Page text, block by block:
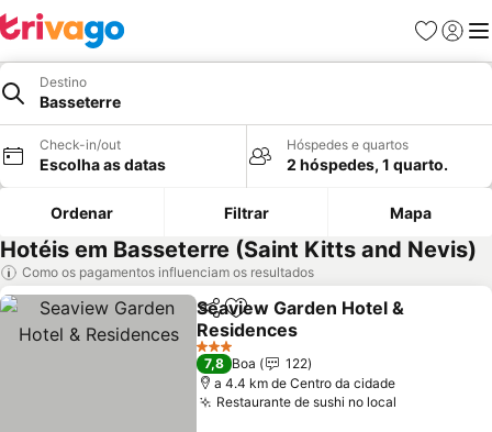
Favoritos
Iniciar
Destino
Basseterre
Check-in/out
Escolha as datas
Hóspedes e quartos
2 hóspedes, 1 quarto.
Ordenar Filtrar Mapa
Hotéis em Basseterre (Saint Kitts and Nevis)
Como os pagamentos influenciam os resultados
PartilharAdicionar aos favoritos
Seaview Garden Hotel &
Residences
Ver preços
3 Estrelas
7,8 Boa
122
a 4.4 km de Centro da cidade
Restaurante de sushi no local